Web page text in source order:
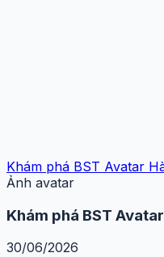
Khám phá BST Avatar
Ảnh avatar
Khám phá BST
30/06/2026